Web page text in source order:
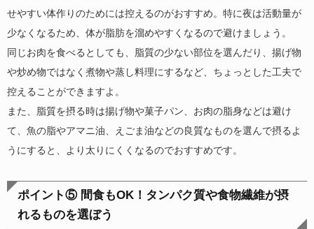
せやすい体作りのためには控えるのがおすすめ。特に夜は活動量が
少なくなるため、体が脂肪を溜めやすくなるので避けましょう。
同じお肉を食べるとしても、脂質の少ない部位を選んだり、揚げ物
や炒め物ではなく煮物や蒸し料理にするなど、ちょっとした工夫で
控えることができますよ。
また、脂質を摂る時は揚げ物や菓子パン、お肉の脂身などは避け
て、魚の脂やアマニ油、えごま油などの良質なものを選んで摂るよ
うにすると、より太りにくくなるのでおすすめです。
ポイント⑤ 間食もOK！タンパク質や食物繊維が摂
れるものを選ぼう